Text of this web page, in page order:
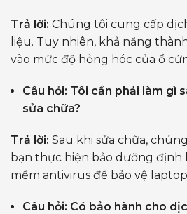
Trả lời: Chúng tôi cung cấp
liệu. Tuy nhiên, khả năng
vào mức độ hỏng hóc của ổ
Câu hỏi: Tôi cần phải làm gì
sửa chữa?
Trả lời: Sau khi sửa chữa,
bạn thực hiện bảo dưỡng định
mềm antivirus để bảo vệ
Câu hỏi: Có bảo hành cho